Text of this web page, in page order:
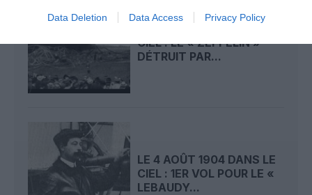
Data Deletion Data Access Privacy Policy
CIEL : LE « ZEPPELIN »
DÉTRUIT PAR...
LE 4 AOÛT 1904 DANS LE
CIEL : 1ER VOL POUR LE «
LEBAUDY...